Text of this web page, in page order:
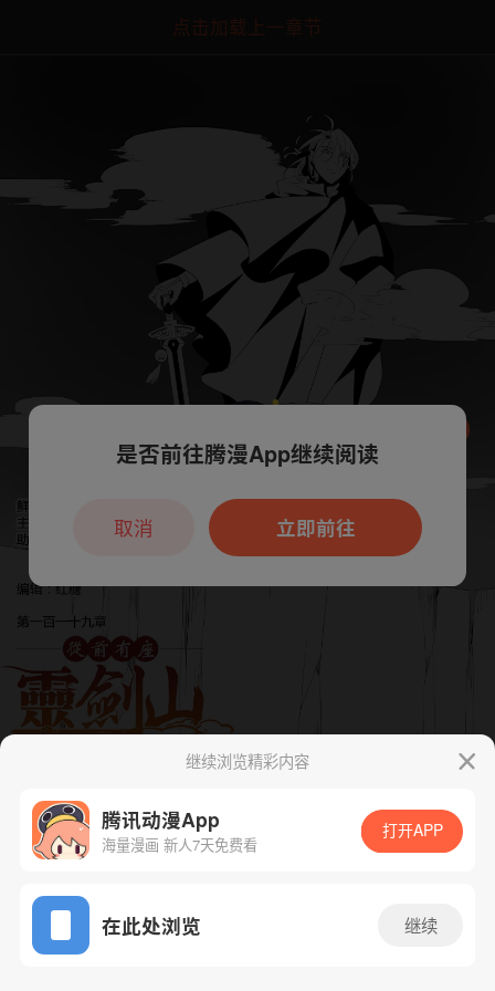
点击加载上一章节
App免费看
下一话 腾漫App免费看
继续浏览精彩内容
腾讯动漫App
海量漫画 新人7天免费看
打开APP
在此处浏览 继续
本章节仅支持App阅读，可打开App新用
户7天免费看
是否前往腾漫App继续阅读
立即前往
取消